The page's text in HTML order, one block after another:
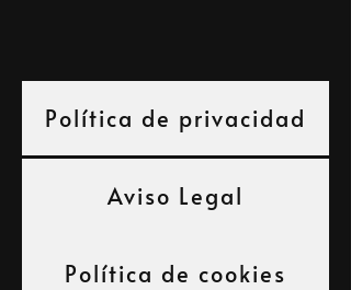
Política de privacidad
Aviso Legal
Política de cookies